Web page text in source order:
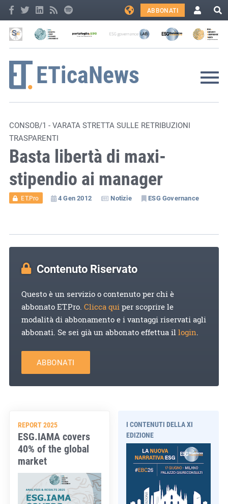
ABBONATI
CONSOB/1 - VARATA STRETTA SULLE RETRIBUZIONI
TRASPARENTI
Basta libertà di maxi-
stipendio ai manager
ET.Pro 4 Gen 2012 Notizie ESG Governance
Contenuto Riservato
Questo è un servizio o contenuto per chi è
abbonato ET.Pro. Clicca quiper scoprire le
modalità di abbonamento e i vantaggi riservati agli
abbonati. Se sei già un abbonato effettua illogin.
ABBONATI
REPORT 2025
ESG.IAMA covers
40% of the global
market
I CONTENUTI DELLA XI
EDIZIONE